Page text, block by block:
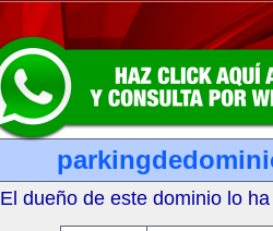
El dueño de este dominio lo